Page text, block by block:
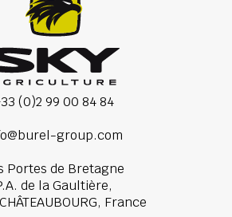
(0)2 99 00 84 84
group.com
Portes de Bretagne
de la Gaultière,
France